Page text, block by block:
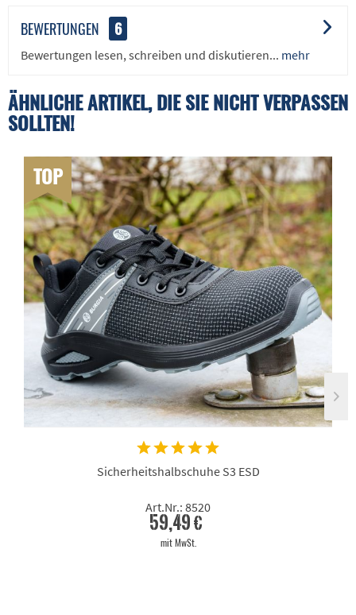
BEWERTUNGEN 6
Bewertungen lesen, schreiben und diskutieren... mehr
ÄHNLICHE ARTIKEL, DIE SIE NICHT VERPASSEN
SOLLTEN!
TOP
Sicherheitshalbschuhe S3 ESD
Art.Nr.: 8520
59,49 €
mit MwSt.